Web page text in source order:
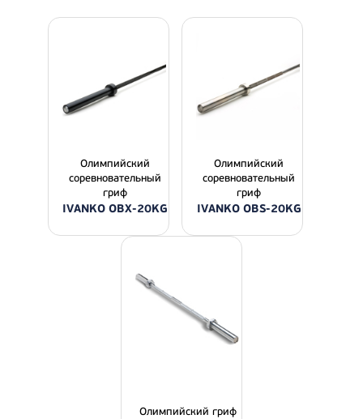
Олимпийский
соревновательный
гриф
IVANKO OBX-20KG
Олимпийский
соревновательный
гриф
IVANKO OBS-20KG
Олимпийский гриф